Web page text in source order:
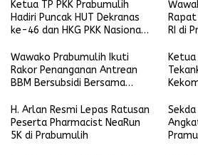
Ketua TP PKK Prabumulih
Hadiri Puncak HUT Dekranas
ke-46 dan HKG PKK Nasional
RI di
Wawako Prabumulih Ikuti
Rakor Penanganan Antrean
BBM Bersubsidi Bersama
H. Arlan Resmi Lepas Ratusan
Peserta Pharmacist NeaRun
5K di Prabumulih